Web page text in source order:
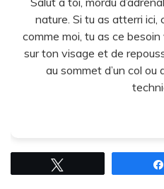
nature. Si tu as atterri ici,
comme moi, tu as ce besoin
sur ton visage et de
au sommet d’un col ou